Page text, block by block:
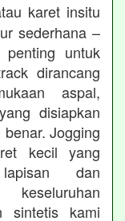
karet insitu
sederhana –
untuk
dirancang
aspal,
disiapkan
Jogging
kecil yang
dan
sintetis kami